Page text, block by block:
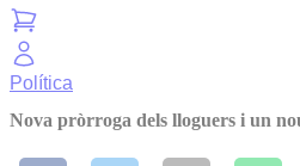
Política
Nova pròrroga dels lloguers i un